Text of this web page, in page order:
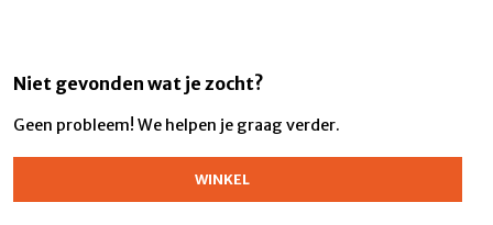
Niet gevonden wat je zocht?
Geen probleem! We helpen je graag verder.
WINKEL